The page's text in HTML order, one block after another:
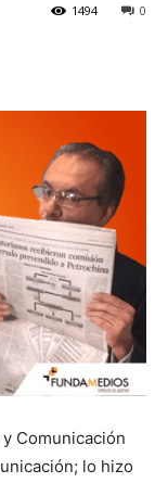
0
1494
Comunicación
lo hizo